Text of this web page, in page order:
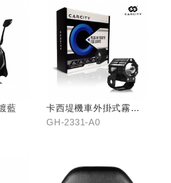
藍
卡西堤機車外掛式霧燈
組(雙燈)
GH-2331-A0